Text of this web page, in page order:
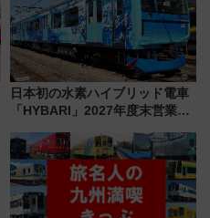
日本初の水素ハイブリッド電車
「HYBARI」2027年度末営業運
で水素利活用が加速